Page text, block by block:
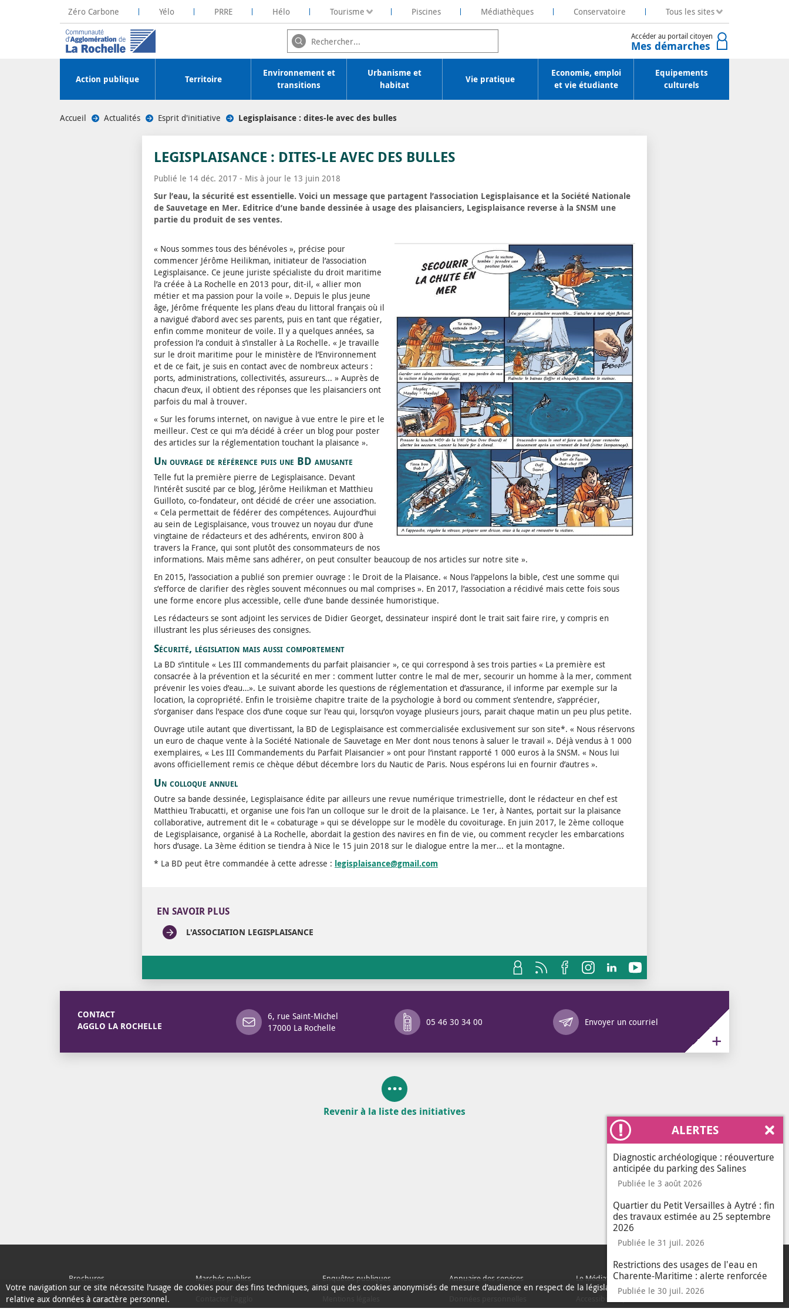
Votre navigation sur ce site nécessite l’usage de cookies pour des fins techniques, ainsi que des cookies anonymisés de mesure d’audience en respect de la législation
relative aux données à caractère personnel.
En savoir plus
le
ALERTES
Diagnostic archéologique : réouverture
anticipée du parking des Salines
Publiée le 3 août 2026
Quartier du Petit Versailles à Aytré : fin
des travaux estimée au 25 septembre
2026
Publiée le 31 juil. 2026
Restrictions des usages de l'eau en
Charente-Maritime : alerte renforcée
Publiée le 30 juil. 2026
Zéro Carbone
La Rochelle Territoire Zéro Carbone
Yélo PRRE
Plateforme Rochelaise de Rénovation Energétique
Hélo Tourisme Piscines Médiathèques Conservatoire Tous les sites
Accéder au portail citoyen
Mes démarches
Action publique Territoire
Environnement et
transitions
Urbanisme et
habitat
Vie pratique
Economie, emploi
et vie étudiante
Equipements
culturels
Accueil Actualités Esprit d'initiative Legisplaisance : dites-le avec des bulles
LEGISPLAISANCE : DITES-LE AVEC DES BULLES
Publié le 14 déc. 2017 - Mis à jour le 13 juin 2018
Sur l’eau, la sécurité est essentielle. Voici un message que partagent l’association Legisplaisance et la Société Nationale
de Sauvetage en Mer. Editrice d’une bande dessinée à usage des plaisanciers, Legisplaisance reverse à la SNSM une
partie du produit de ses ventes.
« Nous sommes tous des bénévoles », précise pour
commencer Jérôme Heilikman, initiateur de l’association
Legisplaisance. Ce jeune juriste spécialiste du droit maritime
l’a créée à La Rochelle en 2013 pour, dit-il, « allier mon
métier et ma passion pour la voile ». Depuis le plus jeune
âge, Jérôme fréquente les plans d’eau du littoral français où il
a navigué d’abord avec ses parents, puis en tant que régatier,
enfin comme moniteur de voile. Il y a quelques années, sa
profession l’a conduit à s’installer à La Rochelle. « Je travaille
sur le droit maritime pour le ministère de l’Environnement
et de ce fait, je suis en contact avec de nombreux acteurs :
ports, administrations, collectivités, assureurs... » Auprès de
chacun d’eux, il obtient des réponses que les plaisanciers ont
parfois du mal à trouver.
« Sur les forums internet, on navigue à vue entre le pire et le
meilleur. C’est ce qui m’a décidé à créer un blog pour poster
des articles sur la réglementation touchant la plaisance ».
Un ouvrage de référence puis une BD amusante
Telle fut la première pierre de Legisplaisance. Devant
l’intérêt suscité par ce blog, Jérôme Heilikman et Matthieu
Guilloto, co-fondateur, ont décidé de créer une association.
« Cela permettait de fédérer des compétences. Aujourd’hui
au sein de Legisplaisance, vous trouvez un noyau dur d’une
vingtaine de rédacteurs et des adhérents, environ 800 à
travers la France, qui sont plutôt des consommateurs de nos
informations. Mais même sans adhérer, on peut consulter beaucoup de nos articles sur notre site ».
En 2015, l’association a publié son premier ouvrage : le Droit de la Plaisance. « Nous l’appelons la bible, c’est une somme qui
s’efforce de clarifier des règles souvent méconnues ou mal comprises ». En 2017, l’association a récidivé mais cette fois sous
une forme encore plus accessible, celle d’une bande dessinée humoristique.
Les rédacteurs se sont adjoint les services de Didier Georget, dessinateur inspiré dont le trait sait faire rire, y compris en
illustrant les plus sérieuses des consignes.
Sécurité, législation mais aussi comportement
La BD s’intitule « Les III commandements du parfait plaisancier », ce qui correspond à ses trois parties « La première est
consacrée à la prévention et la sécurité en mer : comment lutter contre le mal de mer, secourir un homme à la mer, comment
prévenir les voies d’eau…». Le suivant aborde les questions de réglementation et d’assurance, il informe par exemple sur la
location, la copropriété. Enfin le troisième chapitre traite de la psychologie à bord ou comment s’entendre, s’apprécier,
s’organiser dans l’espace clos d’une coque sur l’eau qui, lorsqu’on voyage plusieurs jours, parait chaque matin un peu plus petite.
Ouvrage utile autant que divertissant, la BD de Legisplaisance est commercialisée exclusivement sur son site*. « Nous réservons
un euro de chaque vente à la Société Nationale de Sauvetage en Mer dont nous tenons à saluer le travail ». Déjà vendus à 1 000
exemplaires, « Les III Commandements du Parfait Plaisancier » ont pour l’instant rapporté 1 000 euros à la SNSM. « Nous lui
avons officiellement remis ce chèque début décembre lors du Nautic de Paris. Nous espérons lui en fournir d’autres ».
Un colloque annuel
Outre sa bande dessinée, Legisplaisance édite par ailleurs une revue numérique trimestrielle, dont le rédacteur en chef est
Matthieu Trabucatti, et organise une fois l’an un colloque sur le droit de la plaisance. Le 1er, à Nantes, portait sur la plaisance
collaborative, autrement dit le « cobaturage » qui se développe sur le modèle du covoiturage. En juin 2017, le 2ème colloque
de Legisplaisance, organisé à La Rochelle, abordait la gestion des navires en fin de vie, ou comment recycler les embarcations
hors d’usage. La 3ème édition se tiendra à Nice le 15 juin 2018 sur le dialogue entre la mer... et la montagne.
* La BD peut être commandée à cette adresse : legisplaisance@gmail.com
EN SAVOIR PLUS
L'ASSOCIATION LEGISPLAISANCE
CONTACT
AGGLO LA ROCHELLE
6, rue Saint-Michel
17000 La Rochelle
05 46 30 34 00 Envoyer un courriel
Annuaire des services
Revenir à la liste des initiatives
Brochures Marchés publics Enquêtes publiques Annuaire des services Le Médiateur de l'Agglo
Plan du site Accessibilité : partiellement conforme